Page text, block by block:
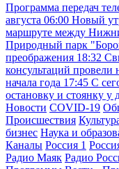
Программа передач
августа 06:00 Новый
маршруте между
Природный парк
преображения 18:32
консультаций провели
начала года 17:45 С
остановку и стоянку
Новости COVID-19
Происшествия
бизнес Наука и
Каналы Россия 1
Радио Маяк Радио